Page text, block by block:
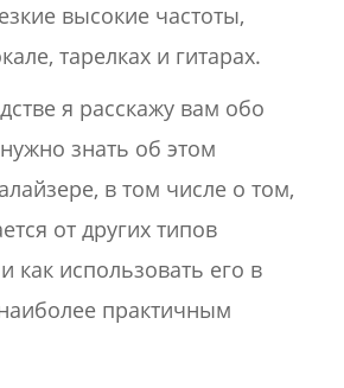
высокие частоты,
тарелках и гитарах.
я расскажу вам обо
знать об этом
в том числе о том,
от других типов
как использовать его в
практичным